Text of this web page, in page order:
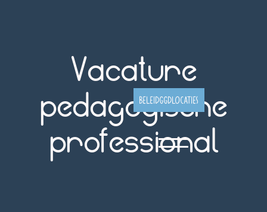
BeleidGGDLocaties
Vacature
pedagogische
professional